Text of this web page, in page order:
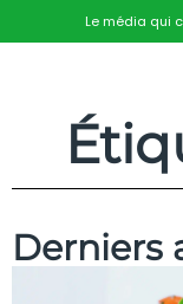
Le média qui
Derniers